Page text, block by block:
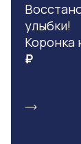
улыбки!
Коронка
₽